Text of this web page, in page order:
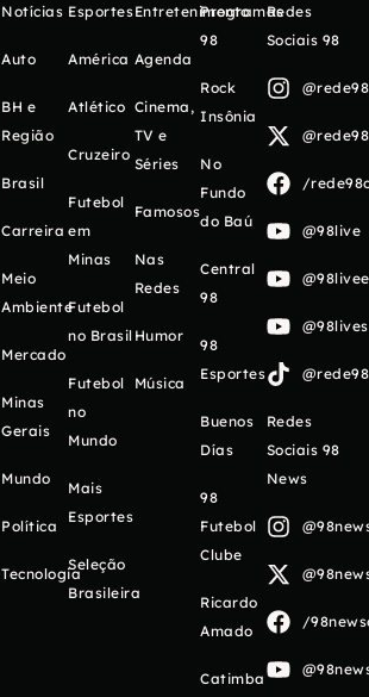
Notícias
Auto
BH e
Região
Brasil
Carreira
Meio
Ambiente
Mercado
Minas
Gerais
Mundo
Política
Tecnologia
Esportes
América
Atlético
Cruzeiro
Futebol
em
Minas
Futebol
no Brasil
Futebol
no
Mundo
Mais
Esportes
Seleção
Brasileira
Entretenimento
Agenda
Cinema,
TV e
Séries
Famosos
Nas
Redes
Humor
Música
Programas
98
Rock
Insônia
No
Fundo
do Baú
Central
98
98
Esportes
Buenos
Días
98
Futebol
Clube
Ricardo
Amado
Catimba
Redes
Sociais 98
/
@98live
Redes
Sociais 98
News
/